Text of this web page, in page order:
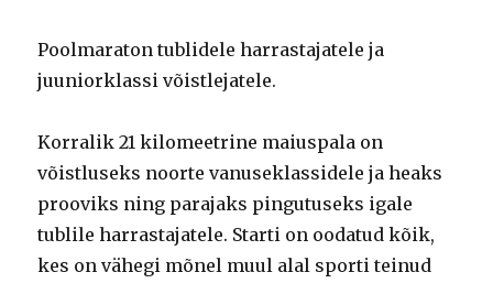
Poolmaraton tublidele harrastajatele ja
juuniorklassi võistlejatele.
Korralik 21 kilomeetrine maiuspala on
võistluseks noorte vanuseklassidele ja heaks
prooviks ning parajaks pingutuseks igale
tublile harrastajatele. Starti on oodatud kõik,
kes on vähegi mõnel muul alal sporti teinud